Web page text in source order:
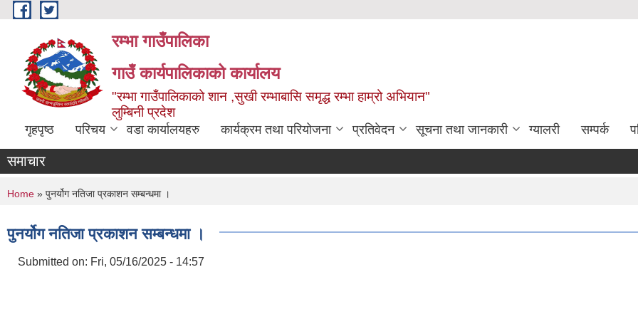
Skip to main content
रम्भा गाउँपालिका
गाउँ कार्यपालिकाको कार्यालय
"रम्भा गाउँपालिकाको शान ,सुखी रम्भाबासि समृद्ध रम्भा हाम्रो अभियान"
लुम्बिनी प्रदेश
गृहपृष्ठ परिचय वडा कार्यालयहरु कार्यक्रम तथा परियोजना प्रतिवेदन सूचना तथा जानकारी ग्यालरी सम्पर्क
समाचार
You are here
Home » पुनर्योग नतिजा प्रकाशन सम्बन्धमा ।
पुनर्योग नतिजा प्रकाशन सम्बन्धमा ।
Submitted on: Fri, 05/16/2025 - 14:57